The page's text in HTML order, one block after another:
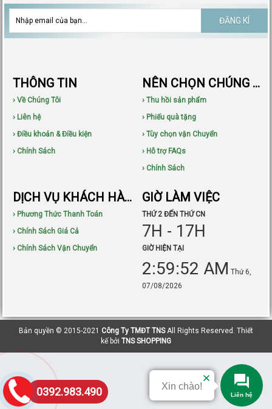
ĐĂNG KÍ
THÔNG TIN
› Về Chúng Tôi
› Liên hệ
› Điều khoản & Điều kiện
› Chính Sách
NÊN CHỌN CHÚNG TÔI
› Thu hồi sản phẩm
› Phiếu quà tặng
› Tùy chọn vận Chuyển
› Hỗ trợ FAQs
› Chính Sách
DỊCH VỤ KHÁCH HÀNG
› Phương Thức Thanh Toán
› Chính Sách Giá Cả
› Chính Sách Vận Chuyển
GIỜ LÀM VIỆC
THỨ 2 ĐẾN THỨ CN
7H - 17H
GIỜ HIỆN TẠI
2:59:53 AM Thứ 6,
07/08/2026
Bản quyền © 2015-2021 Công Ty TMĐT TNSAll Rights Reserved. Thiết
kế bởi TNS SHOPPING
0392.983.490 Liên hệ
Xin chào!